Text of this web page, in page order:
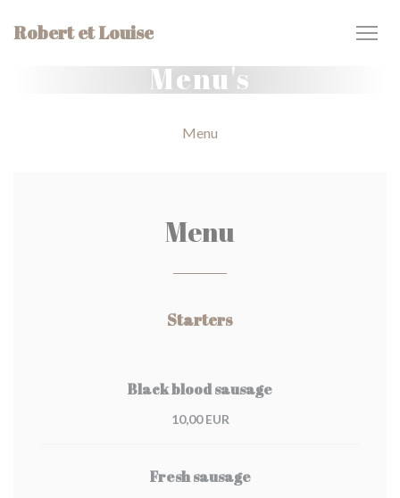
Robert et Louise
Menu's
Menu
Menu
Starters
Black blood sausage
10,00 EUR
Fresh sausage